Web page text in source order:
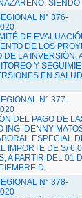
SIENDO
N° 376-
DE
DE LOS
LA INVERSIÓN,
Y
EN
N° 377-
DEL PAGO DE
ING. DENNY
ESPECIAL
IMPORTE DE S/
A PARTIR DEL 01
D...
N° 378-